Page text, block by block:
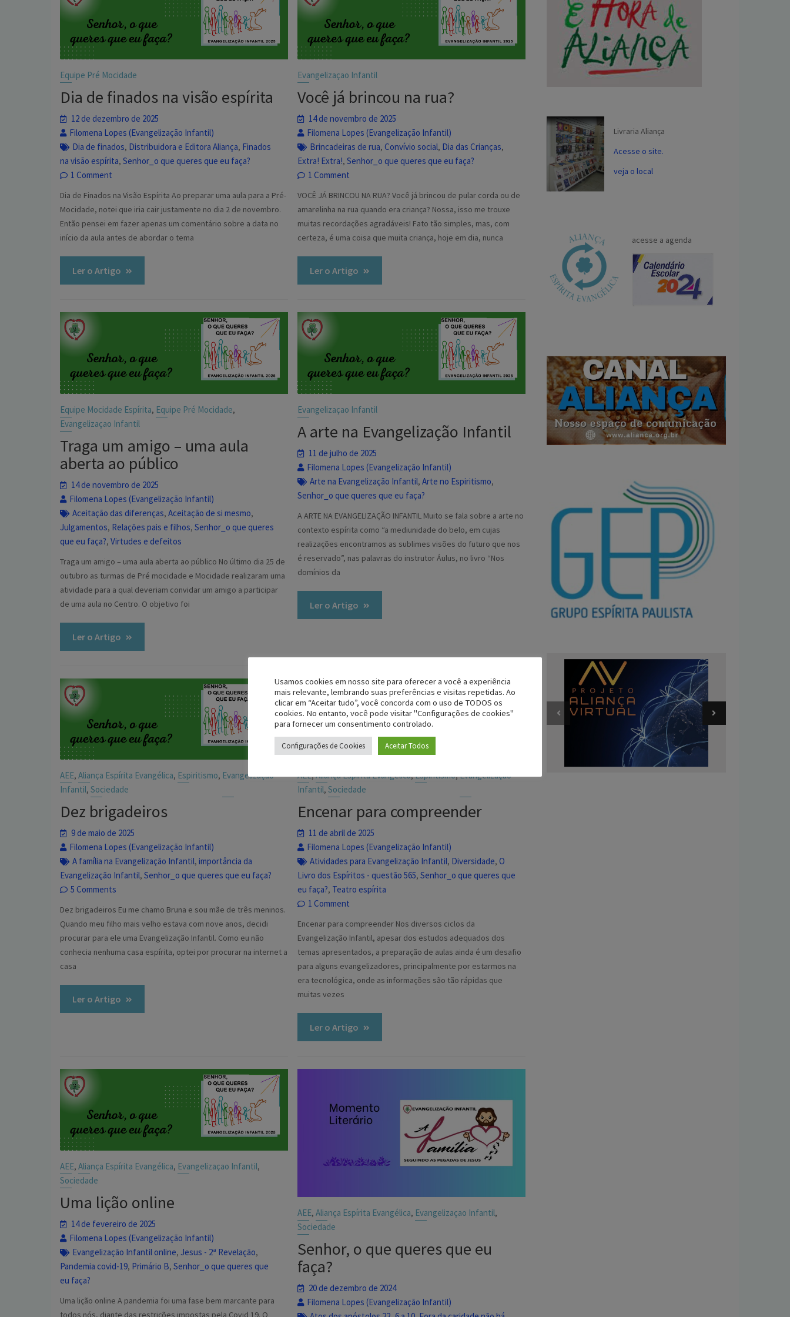
Equipe Pré Mocidade
Dia de finados na visão espírita
12 de dezembro de 2025
Filomena Lopes (Evangelização Infantil)
Dia de finados, Distribuidora e Editora Aliança, Finados
na visão espírita,Senhor_o que queres que eu faça?
1 Comment
Dia de Finados na Visão Espírita Ao preparar uma aula para a Pré-
Mocidade, notei que iria cair justamente no dia 2 de novembro.
Então pensei em fazer apenas um comentário sobre a data no
início da aula antes de abordar o tema
Ler o Artigo
Evangelizaçao Infantil
Você já brincou na rua?
14 de novembro de 2025
Filomena Lopes (Evangelização Infantil)
Brincadeiras de rua,Convívio social, Dia das Crianças,
Extra! Extra!,Senhor_o que queres que eu faça?
1 Comment
VOCÊ JÁ BRINCOU NA RUA? Você já brincou de pular corda ou de
amarelinha na rua quando era criança? Nossa, isso me trouxe
muitas recordações agradáveis! Fato tão simples, mas, com
certeza, é uma coisa que muita criança, hoje em dia, nunca
Ler o Artigo
Equipe Mocidade Espírita, Equipe Pré Mocidade,
Evangelizaçao Infantil
Traga um amigo – uma aula
aberta ao público
14 de novembro de 2025
Filomena Lopes (Evangelização Infantil)
Aceitação das diferenças,Aceitação de si mesmo,
Julgamentos, Relações pais e filhos,Senhor_o que queres
que eu faça?,Virtudes e defeitos
Traga um amigo – uma aula aberta ao público No último dia 25 de
outubro as turmas de Pré mocidade e Mocidade realizaram uma
atividade para a qual deveriam convidar um amigo a participar
de uma aula no Centro. O objetivo foi
Ler o Artigo
Evangelizaçao Infantil
A arte na Evangelização Infantil
11 de julho de 2025
Filomena Lopes (Evangelização Infantil)
Arte na Evangelização Infantil,Arte no Espiritismo,
Senhor_o que queres que eu faça?
A ARTE NA EVANGELIZAÇÃO INFANTIL Muito se fala sobre a arte no
contexto espírita como “a mediunidade do belo, em cujas
realizações encontramos as sublimes visões do futuro que nos
é reservado”, nas palavras do instrutor Áulus, no livro “Nos
domínios da
Ler o Artigo
AEE,Aliança Espírita Evangélica, Espiritismo, Evangelizaçao
Infantil,Sociedade
Dez brigadeiros
9 de maio de 2025
Filomena Lopes (Evangelização Infantil)
A família na Evangelização Infantil,importância da
Evangelização Infantil,Senhor_o que queres que eu faça?
5 Comments
Dez brigadeiros Eu me chamo Bruna e sou mãe de três meninos.
Quando meu filho mais velho estava com nove anos, decidi
procurar para ele uma Evangelização Infantil. Como eu não
conhecia nenhuma casa espírita, optei por procurar na internet a
casa
Ler o Artigo
AEE,Aliança Espírita Evangélica,Espiritismo,Evangelizaçao
Infantil,Sociedade
Encenar para compreender
11 de abril de 2025
Filomena Lopes (Evangelização Infantil)
Atividades para Evangelização Infantil, Diversidade,O
Livro dos Espíritos - questão 565,Senhor_o que queres que
eu faça?, Teatro espírita
1 Comment
Encenar para compreender Nos diversos ciclos da
Evangelização Infantil, apesar dos estudos adequados dos
temas apresentados, a preparação de aulas ainda é um desafio
para alguns evangelizadores, principalmente por estarmos na
era tecnológica, onde as informações são tão rápidas que
muitas vezes
Ler o Artigo
AEE,Aliança Espírita Evangélica, Evangelizaçao Infantil,
Sociedade
Uma lição online
14 de fevereiro de 2025
Filomena Lopes (Evangelização Infantil)
Evangelização Infantil online, Jesus - 2ª Revelação,
Pandemia covid-19, Primário B,Senhor_o que queres que
eu faça?
Uma lição online A pandemia foi uma fase bem marcante para
todos nós, diante das restrições impostas pela Covid 19. O
AEE,Aliança Espírita Evangélica, Evangelizaçao Infantil,
Sociedade
Senhor, o que queres que eu
faça?
20 de dezembro de 2024
Filomena Lopes (Evangelização Infantil)
Livraria Aliança
Acesse o site.
veja o local
acesse a agenda
Usamos cookies em nosso site para oferecer a você a experiência
mais relevante, lembrando suas preferências e visitas repetidas. Ao
clicar em “Aceitar tudo”, você concorda com o uso de TODOS os
cookies. No entanto, você pode visitar "Configurações de cookies"
para fornecer um consentimento controlado.
Configurações de Cookies Aceitar Todos